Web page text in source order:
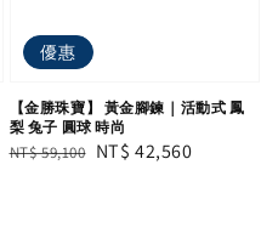
優惠
【金勝珠寶】 黃金腳鍊｜活動式 鳳
梨 兔子 圓球 時尚
Regular
NT$ 59,100 Sale
NT$ 42,560